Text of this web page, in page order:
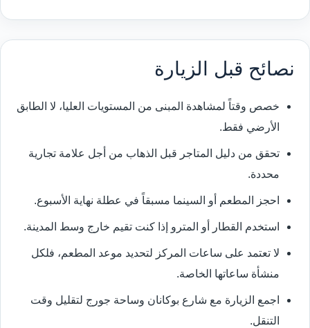
نصائح قبل الزيارة
خصص وقتاً لمشاهدة المبنى من المستويات العليا، لا الطابق
الأرضي فقط.
تحقق من دليل المتاجر قبل الذهاب من أجل علامة تجارية
محددة.
احجز المطعم أو السينما مسبقاً في عطلة نهاية الأسبوع.
استخدم القطار أو المترو إذا كنت تقيم خارج وسط المدينة.
لا تعتمد على ساعات المركز لتحديد موعد المطعم، فلكل
منشأة ساعاتها الخاصة.
اجمع الزيارة مع شارع بوكانان وساحة جورج لتقليل وقت
التنقل.